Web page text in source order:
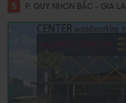
5 P. QUY NHƠN BẮC - GIA LAI